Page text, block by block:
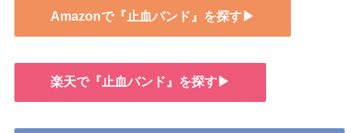
Amazonで『止血バンド』を探す▶
楽天で『止血バンド』を探す▶